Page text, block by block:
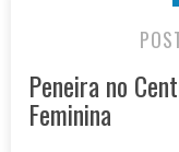
Peneira no
Feminina